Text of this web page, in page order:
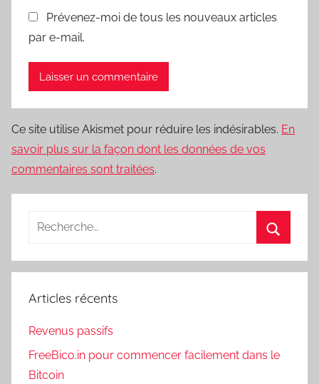
Prévenez-moi de tous les nouveaux articles
par e-mail.
Ce site utilise Akismet pour réduire les indésirables. En
savoir plus sur la façon dont les données de vos
commentaires sont traitées.
Recherche
:
Articles récents
Revenus passifs
FreeBico.in pour commencer facilement dans le
Bitcoin